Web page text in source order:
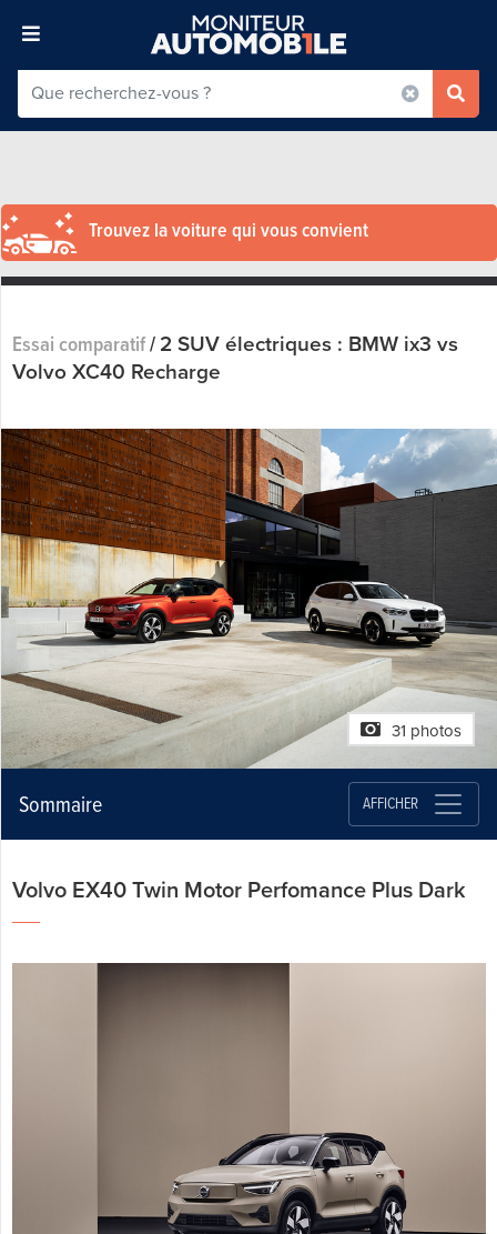
Trouvez la voiture qui vous convient
Essai comparatif/2 SUV électriques : BMW ix3 vs
Volvo XC40 Recharge
31 photos
Sommaire AFFICHER
Volvo EX40 Twin Motor Perfomance Plus Dark